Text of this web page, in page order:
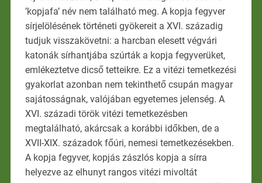
’kopjafa’ név nem található meg. A kopja fegyver
sírjelölésének történeti gyökereit a XVI. századig
tudjuk visszakövetni: a harcban elesett végvári
katonák sírhantjába szúrták a kopja fegyverüket,
emlékeztetve dicső tetteikre. Ez a vitézi temetkezési
gyakorlat azonban nem tekinthető csupán magyar
sajátosságnak, valójában egyetemes jelenség. A
XVI. századi török vitézi temetkezésben
megtalálható, akárcsak a korábbi időkben, de a
XVII-XIX. századok főúri, nemesi temetkezésekben.
A kopja fegyver, kopjás zászlós kopja a sírra
helyezve az elhunyt rangos vitézi mivoltát